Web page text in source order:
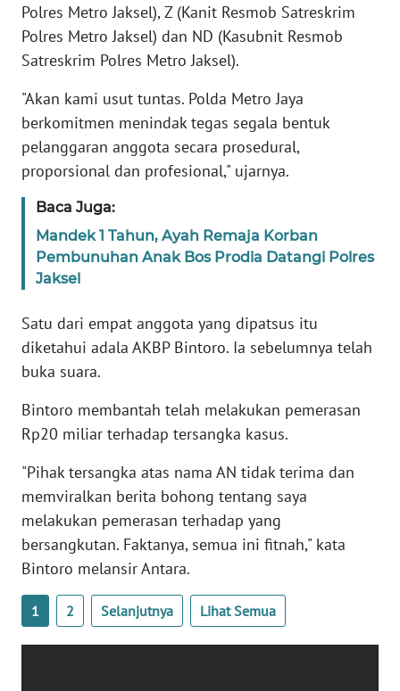
Polres Metro Jaksel), Z (Kanit Resmob Satreskrim
Polres Metro Jaksel) dan ND (Kasubnit Resmob
Satreskrim Polres Metro Jaksel).
"Akan kami usut tuntas. Polda Metro Jaya
berkomitmen menindak tegas segala bentuk
pelanggaran anggota secara prosedural,
proporsional dan profesional," ujarnya.
Baca Juga:
Mandek 1 Tahun, Ayah Remaja Korban
Pembunuhan Anak Bos Prodia Datangi Polres
Jaksel
Satu dari empat anggota yang dipatsus itu
diketahui adala AKBP Bintoro. Ia sebelumnya telah
buka suara.
Bintoro membantah telah melakukan pemerasan
Rp20 miliar terhadap tersangka kasus.
"Pihak tersangka atas nama AN tidak terima dan
memviralkan berita bohong tentang saya
melakukan pemerasan terhadap yang
bersangkutan. Faktanya, semua ini fitnah," kata
Bintoro melansir Antara.
1 2 Selanjutnya Lihat Semua
Wahana
News
Regional
WN
SUMUT
WN
WN
JABAR
BANTEN
WN
WN
WN
PAPUA
WN
BARAT